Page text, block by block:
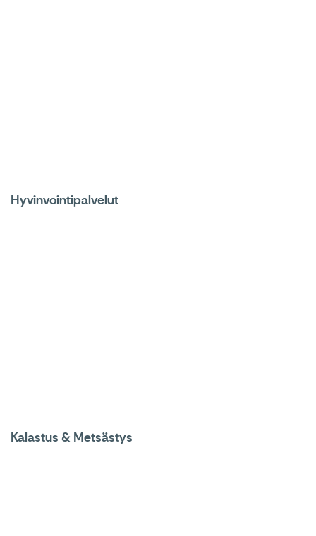
Hyvinvointipalvelut
Kalastus & Metsästys